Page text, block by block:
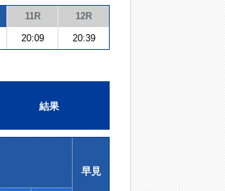
11R 12R
20:09 20:39
結果
早見